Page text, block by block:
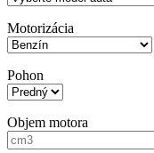
Motorizácia
Pohon
Objem motora